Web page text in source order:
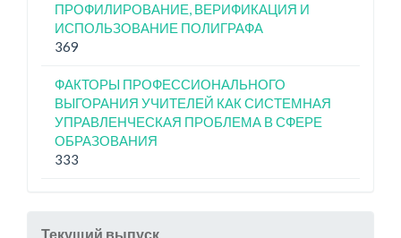
ПРОФИЛИРОВАНИЕ, ВЕРИФИКАЦИЯ И
ИСПОЛЬЗОВАНИЕ ПОЛИГРАФА
369
ФАКТОРЫ ПРОФЕССИОНАЛЬНОГО
ВЫГОРАНИЯ УЧИТЕЛЕЙ КАК СИСТЕМНАЯ
УПРАВЛЕНЧЕСКАЯ ПРОБЛЕМА В СФЕРЕ
ОБРАЗОВАНИЯ
333
Текущий выпуск